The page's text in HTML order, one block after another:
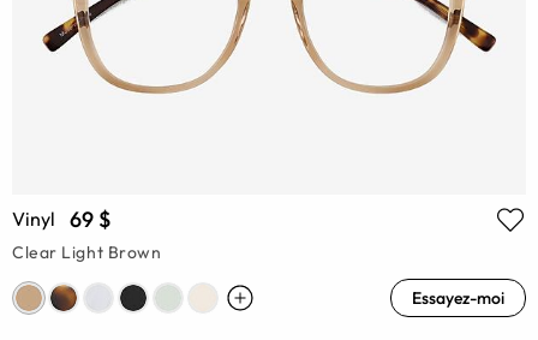
Vinyl 69 $
Clear Light Brown
Essayez-moi